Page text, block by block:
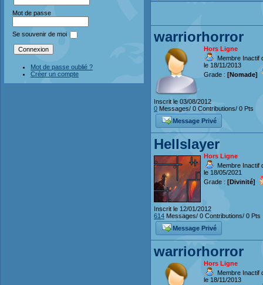
Mot de passe
Se souvenir de moi
Mot de passe oublié ?
Créer un compte
warriorhorror
Hors Ligne
Membre Inactif
le 18/11/2013
Grade : [Nomade]
Inscrit le 03/08/2012
0 Messages/ 0 Contributions/ 0 Pts
Message Privé
Hellslayer
Hors Ligne
Membre Inactif
le 18/05/2021
Grade : [Divinité]
Inscrit le 12/01/2012
614 Messages/ 0 Contributions/ 0 Pts
Message Privé
warriorhorror
Hors Ligne
Membre Inactif
le 18/11/2013